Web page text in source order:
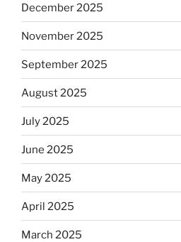
December 2025
November 2025
September 2025
August 2025
July 2025
June 2025
May 2025
April 2025
March 2025